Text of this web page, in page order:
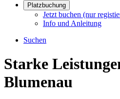
Platzbuchung
Jetzt buchen (nur
Info und Anleitung
Suchen
Starke
Blumenau